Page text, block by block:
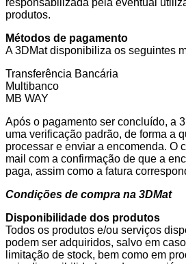
responsabilizada pela eventual
produtos.
Métodos de pagamento
A 3DMat disponibiliza os seguintes
Transferência Bancária
Multibanco
MB WAY
Após o pagamento ser concluído, a
uma verificação padrão, de forma a
processar e enviar a encomenda. O
mail com a confirmação de que a
paga, assim como a fatura
Condições de compra na 3DMat
Disponibilidade dos produtos
Todos os produtos e/ou serviços
podem ser adquiridos, salvo em
limitação de stock, bem como em